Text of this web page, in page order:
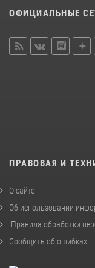
ОФИЦИАЛЬНЫЕ
ПРАВОВАЯ И
О сайте
Об использовании
Правила обработки
Сообщить об ошибках